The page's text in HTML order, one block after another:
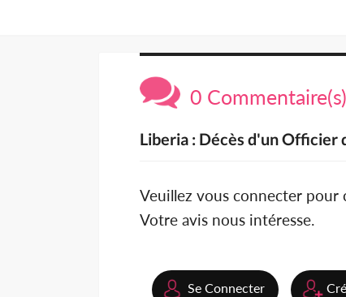
0 Commentaire(s)
Liberia : Décès d'un Officier
Veuillez vous connecter pour
Votre avis nous intéresse.
Se Connecter